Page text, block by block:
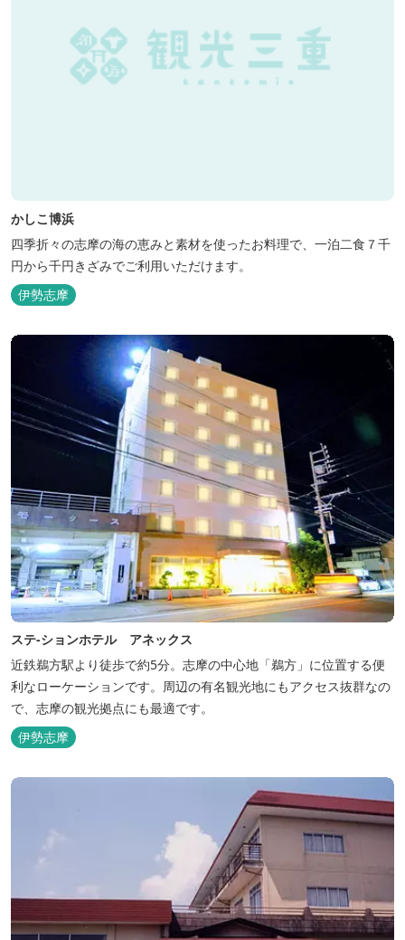
かしこ博浜
四季折々の志摩の海の恵みと素材を使ったお料理で、一泊二食７千
円から千円きざみでご利用いただけます。
伊勢志摩
ステ-ションホテル アネックス
近鉄鵜方駅より徒歩で約5分。志摩の中心地「鵜方」に位置する便
利なローケーションです。周辺の有名観光地にもアクセス抜群なの
で、志摩の観光拠点にも最適です。
伊勢志摩